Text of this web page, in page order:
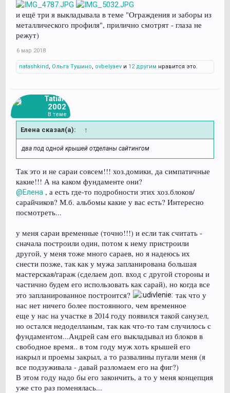
и ещё три я выкладывала в теме "Ограждения и заборы из
металлического профиля", прилично смотрят - глаза не
режут)
6 мар 2018
natashkind , Ольга Тушино, ovbelyaev и 12 другим нравится это.
Tatiana
2002
В теме
Елена сказал(а): ↑
два под одной крышей отделаны сайтингом
Так это и не сараи совсем!!! хоз.домики, да симпатичные
какие!!! А на каком фундаменте они?
@Елена , а есть где-то подробности этих хоз.блоков/
сарайчиков? М.б. альбомы какие у вас есть? Интересно
посмотреть...
у меня сараи временные (точно!!!) и если так считать -
сначала построили один, потом к нему пристроили
другой, у меня тоже много сараев, но я надеюсь их
снести позже, так как у мужа запланирована большая
мастерская/гараж (сделаем доп. вход с другой стороны и
частично будем его использовать как сарай), но когда все
это запланированное построится?
так что у
нас нет ничего более постоянного, чем временное
еще у нас на участке в 2014 году появился такой санузел,
но остался недоделланым, так как что-то там случилось с
фундаментом...Андрей сам его выкладывал из блоков в
свободное время.. в том году муж хоть крышей его
накрыл и проемы закрыл, а то развалины пугали меня (я
все подзуживала - давай разломаем его на фиг?)
В этом году надо бы его закончить, а то у меня концепция
уже сто раз поменялась...